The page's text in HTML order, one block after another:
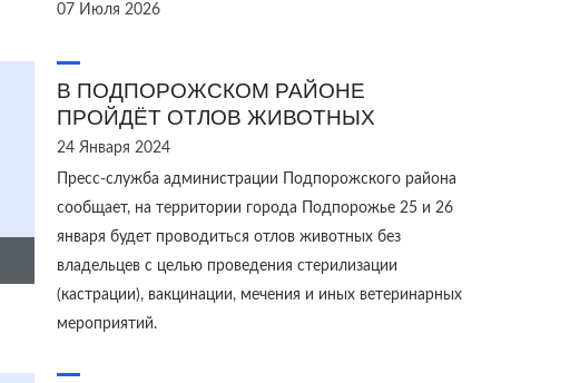
07 Июля 2026
В ПОДПОРОЖСКОМ РАЙОНЕ
ПРОЙДЁТ ОТЛОВ ЖИВОТНЫХ
24 Января 2024
Пресс-служба администрации Подпорожского района
сообщает, на территории города Подпорожье 25 и 26
января будет проводиться отлов животных без
владельцев с целью проведения стерилизации
(кастрации), вакцинации, мечения и иных ветеринарных
мероприятий.